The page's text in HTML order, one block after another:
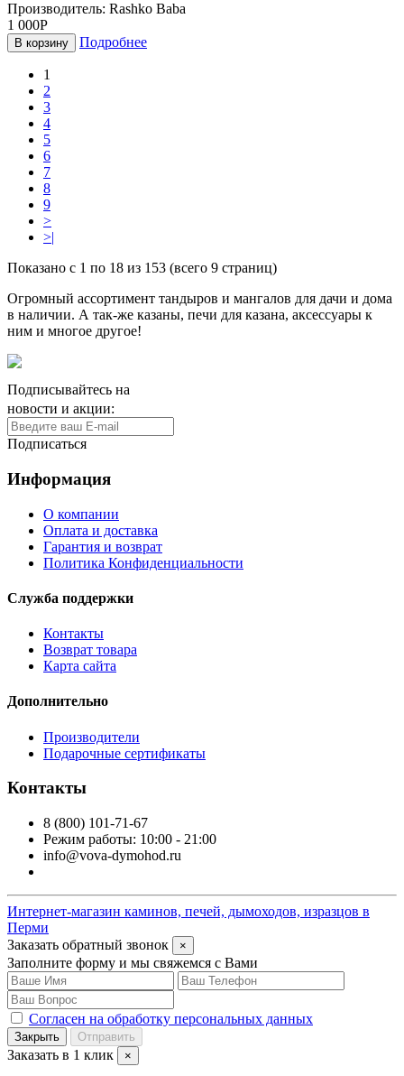
Производитель: Rashko Baba
1 000Р
В корзину Подробнее
1
2
3
4
5
6
7
8
9
>
>|
Показано с 1 по 18 из 153 (всего 9 страниц)
Огромный ассортимент тандыров и мангалов для дачи и дома
в наличии. А так-же казаны, печи для казана, аксессуары к
ним и многое другое!
Подписывайтесь на
новости и акции:
Подписаться
Информация
О компании
Оплата и доставка
Гарантия и возврат
Политика Конфиденциальности
Служба поддержки
Контакты
Возврат товара
Карта сайта
Дополнительно
Производители
Подарочные сертификаты
Контакты
8 (800) 101-71-67
Режим работы: 10:00 - 21:00
info@vova-dymohod.ru
Интернет-магазин каминов, печей, дымоходов, изразцов в
Перми
Заказать обратный звонок
×
Заполните форму и мы свяжемся с Вами
Согласен на обработку персональных данных
Закрыть Отправить
Заказать в 1 клик ×